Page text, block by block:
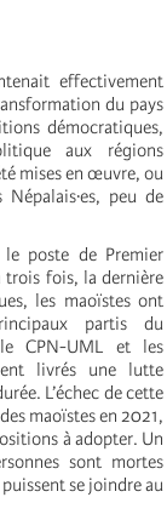
effectivement
du pays
démocratiques,
aux régions
mises en œuvre, ou
peu de
poste de Premier
trois fois, la dernière
les maoïstes ont
partis du
CPN-UML et les
livrés une lutte
L’échec de cette
maoïstes en 2021,
à adopter. Un
sont mortes
se joindre au